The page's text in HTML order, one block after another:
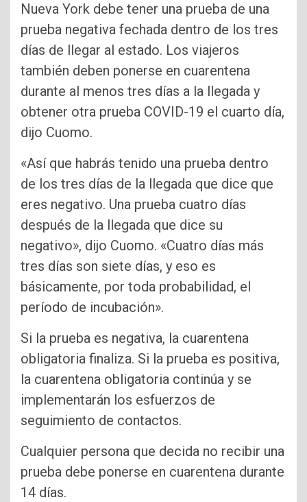
Nueva York debe tener una prueba de una
prueba negativa fechada dentro de los tres
días de llegar al estado. Los viajeros
también deben ponerse en cuarentena
durante al menos tres días a la llegada y
obtener otra prueba COVID-19 el cuarto día,
dijo Cuomo.
«Así que habrás tenido una prueba dentro
de los tres días de la llegada que dice que
eres negativo. Una prueba cuatro días
después de la llegada que dice su
negativo», dijo Cuomo. «Cuatro días más
tres días son siete días, y eso es
básicamente, por toda probabilidad, el
período de incubación».
Si la prueba es negativa, la cuarentena
obligatoria finaliza. Si la prueba es positiva,
la cuarentena obligatoria continúa y se
implementarán los esfuerzos de
seguimiento de contactos.
Cualquier persona que decida no recibir una
prueba debe ponerse en cuarentena durante
14 días.